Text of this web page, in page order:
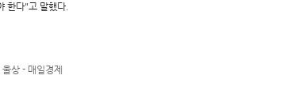
한다"고 말했다.
상 - 매일경제